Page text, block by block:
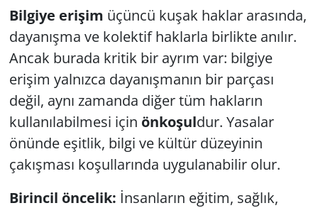
Bilgiye erişim üçüncü kuşak haklar arasında,
dayanışma ve kolektif haklarla birlikte anılır.
Ancak burada kritik bir ayrım var: bilgiye
erişim yalnızca dayanışmanın bir parçası
değil, aynı zamanda diğer tüm hakların
kullanılabilmesi için önkoşuldur. Yasalar
önünde eşitlik, bilgi ve kültür düzeyinin
çakışması koşullarında uygulanabilir olur.
Birincil öncelik: İnsanların eğitim, sağlık,